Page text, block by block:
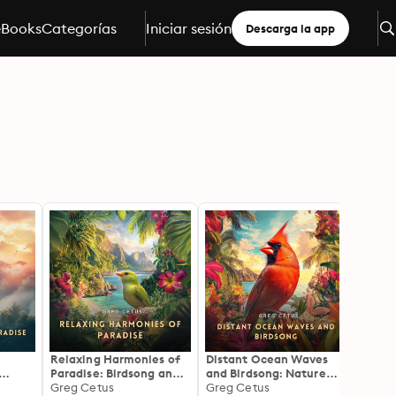
Categorías Iniciar sesión Descarga la app
Relaxing Harmonies of
Paradise: Birdsong and
Distant Ocean Waves
Greg Cetus
Distant Ocean Waves
and Birdsong: Nature
Sounds for Yoga and
Greg Cetus